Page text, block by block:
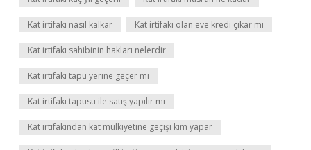
Kat irtifakı nasıl kalkar Kat irtifakı olan eve kredi çıkar mı
Kat irtifakı sahibinin hakları nelerdir
Kat irtifakı tapu yerine geçer mi
Kat irtifakı tapusu ile satış yapılır mı
Kat irtifakından kat mülkiyetine geçişi kim yapar